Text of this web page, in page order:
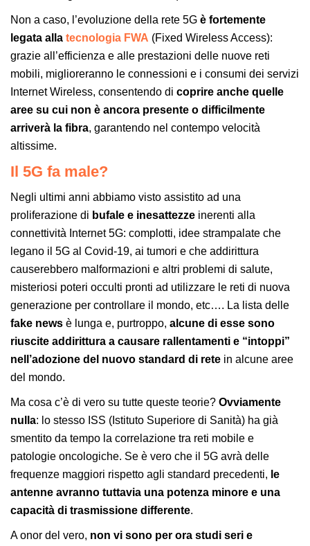
Non a caso, l’evoluzione della rete 5G è fortemente
legata alla tecnologia FWA (Fixed Wireless Access):
grazie all’efficienza e alle prestazioni delle nuove reti
mobili, miglioreranno le connessioni e i consumi dei servizi
Internet Wireless, consentendo di coprire anche quelle
aree su cui non è ancora presente o difficilmente
arriverà la fibra, garantendo nel contempo velocità
altissime.
Il 5G fa male?
Negli ultimi anni abbiamo visto assistito ad una
proliferazione di bufale e inesattezze inerenti alla
connettività Internet 5G: complotti, idee strampalate che
legano il 5G al Covid-19, ai tumori e che addirittura
causerebbero malformazioni e altri problemi di salute,
misteriosi poteri occulti pronti ad utilizzare le reti di nuova
generazione per controllare il mondo, etc…. La lista delle
fake news è lunga e, purtroppo, alcune di esse sono
riuscite addirittura a causare rallentamenti e “intoppi”
nell’adozione del nuovo standard di rete in alcune aree
del mondo.
Ma cosa c’è di vero su tutte queste teorie? Ovviamente
nulla: lo stesso ISS (Istituto Superiore di Sanità) ha già
smentito da tempo la correlazione tra reti mobile e
patologie oncologiche. Se è vero che il 5G avrà delle
frequenze maggiori rispetto agli standard precedenti, le
antenne avranno tuttavia una potenza minore e una
capacità di trasmissione differente.
A onor del vero, non vi sono per ora studi seri e